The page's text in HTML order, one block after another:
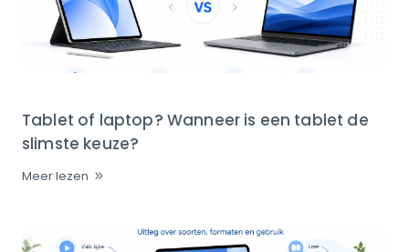
Tablet of laptop? Wanneer is een tablet de
slimste keuze?
Meer lezen